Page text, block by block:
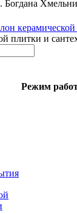
Богдана
плитки и
Режим